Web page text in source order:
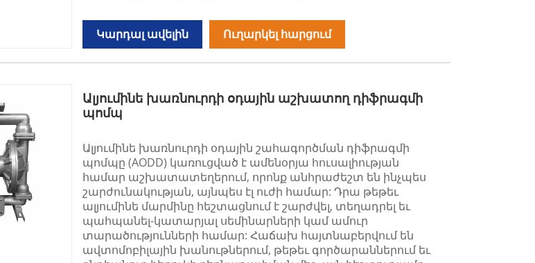
Կարդալ ավելին Ուղարկել հարցում
Ալյումինե խառնուրդի օդային աշխատող դիֆրագմի
պոմպ
Ալյումինե խառնուրդի օդային շահագործման դիֆրագմի
պոմպը (AODD) կառուցված է ամենօրյա հուսալիության
համար աշխատատեղերում, որոնք անհրաժեշտ են ինչպես
շարժունակության, այնպես էլ ուժի համար: Դրա թեթեւ
ալյումինե մարմինը հեշտացնում է շարժվել, տեղադրել եւ
պահպանել-կատարյալ սեմինարների կամ ամուր
տարածությունների համար: Հաճախ հայտնաբերվում են
ավտոմոբիլային խանութներում, թեթեւ գործարաններում եւ